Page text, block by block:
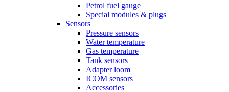
Petrol fuel gauge
Special modules & plugs
Sensors
Pressure sensors
Water temperature
Gas temperature
Tank sensors
Adapter loom
ICOM sensors
Accessories